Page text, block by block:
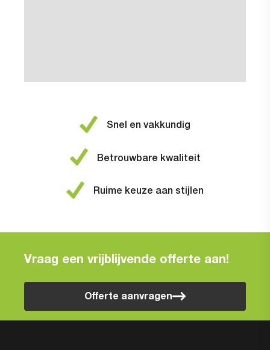
Snel en vakkundig
Betrouwbare kwaliteit
Ruime keuze aan stijlen
Vraag een vrijblijvende offerte aan!
Offerte aanvragen